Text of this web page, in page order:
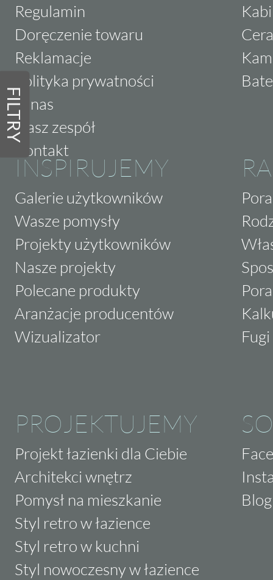
FILTRY
Regulamin
Doręczenie towaru
Reklamacje
Polityka prywatności
O nas
Nasz zespół
Kontakt
INSPIRUJEMY
Galerie użytkowników
Wasze pomysły
Projekty użytkowników
Nasze projekty
Polecane produkty
Aranżacje producentów
Wizualizator
PROJEKTUJEMY
Projekt łazienki dla Ciebie
Architekci wnętrz
Pomysł na mieszkanie
Styl retro w łazience
Styl retro w kuchni
Styl nowoczesny w łazience
Blog